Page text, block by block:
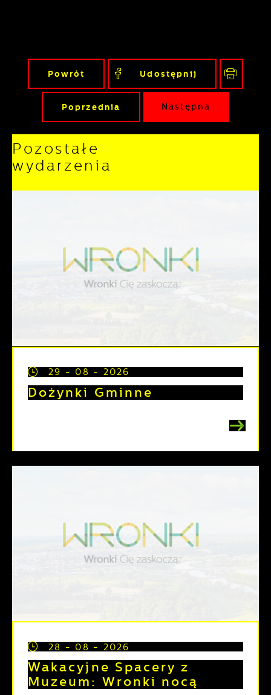
Powrót Udostępnij
Poprzednia Następna
Pozostałe
wydarzenia
29 - 08 - 2026
Dożynki Gminne
28 - 08 - 2026
Wakacyjne Spacery z
Muzeum: Wronki nocą